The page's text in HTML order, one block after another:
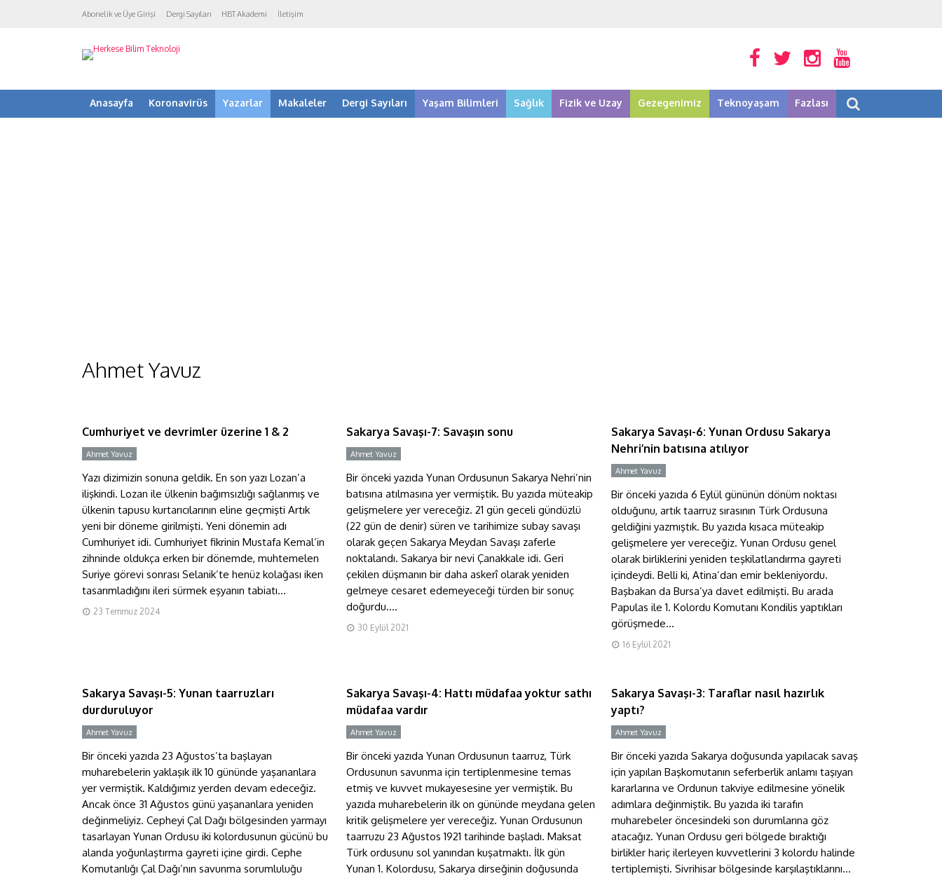
Abonelik ve Üye Girişi Dergi Sayıları HBT Akademi İletişim
Anasayfa Koronavirüs Yazarlar Makaleler Dergi Sayıları Yaşam Bilimleri Sağlık Fizik ve Uzay Gezegenimiz Teknoyaşam Fazlası
Ahmet Yavuz
Cumhuriyet ve devrimler
Cumhuriyet ve devrimler üzerine 1 & 2
Ahmet Yavuz
Yazı dizimizin sonuna geldik. En son yazı Lozan’a
ilişkindi. Lozan ile ülkenin bağımsızlığı sağlanmış ve
ülkenin tapusu kurtarıcılarının eline geçmişti Artık
yeni bir döneme girilmişti. Yeni dönemin adı
Cumhuriyet idi. Cumhuriyet fikrinin Mustafa Kemal’in
zihninde oldukça erken bir dönemde, muhtemelen
Suriye görevi sonrası Selanik’te henüz kolağası iken
tasarımladığını ileri sürmek eşyanın tabiatı...
23 Temmuz 2024
Sakarya Savaşı-7: Savaşın sonu
Ahmet Yavuz
Bir önceki yazıda Yunan Ordusunun Sakarya Nehri’nin
batısına atılmasına yer vermiştik. Bu yazıda müteakip
gelişmelere yer vereceğiz. 21 gün geceli gündüzlü
(22 gün de denir) süren ve tarihimize subay savaşı
olarak geçen Sakarya Meydan Savaşı zaferle
noktalandı. Sakarya bir nevi Çanakkale idi. Geri
çekilen düşmanın bir daha askerî olarak yeniden
gelmeye cesaret edemeyeceği türden bir sonuç
doğurdu....
30 Eylül 2021
Sakarya Savaşı-6: Yunan Ordusu Sakarya
Nehri’nin batısına atılıyor
Ahmet Yavuz
Bir önceki yazıda 6 Eylül gününün dönüm noktası
olduğunu, artık taarruz sırasının Türk Ordusuna
geldiğini yazmıştık. Bu yazıda kısaca müteakip
gelişmelere yer vereceğiz. Yunan Ordusu genel
olarak birliklerini yeniden teşkilatlandırma gayreti
içindeydi. Belli ki, Atina’dan emir bekleniyordu.
Başbakan da Bursa’ya davet edilmişti. Bu arada
Papulas ile 1. Kolordu Komutanı Kondilis yaptıkları
görüşmede...
16 Eylül 2021
Sakarya Savaşı-5: Yunan taarruzları
durduruluyor
Ahmet Yavuz
Bir önceki yazıda 23 Ağustos’ta başlayan
muharebelerin yaklaşık ilk 10 gününde yaşananlara
yer vermiştik. Kaldığımız yerden devam edeceğiz.
Ancak önce 31 Ağustos günü yaşananlara yeniden
değinmeliyiz. Cepheyi Çal Dağı bölgesinden yarmayı
tasarlayan Yunan Ordusu iki kolordusunun gücünü bu
alanda yoğunlaştırma gayreti içine girdi. Cephe
Komutanlığı Çal Dağı’nın savunma sorumluluğu
Sakarya Savaşı-4: Hattı
Sakarya Savaşı-4: Hattı müdafaa yoktur sathı
müdafaa vardır
Ahmet Yavuz
Bir önceki yazıda Yunan Ordusunun taarruz, Türk
Ordusunun savunma için tertiplenmesine temas
etmiş ve kuvvet mukayesesine yer vermiştik. Bu
yazıda muharebelerin ilk on gününde meydana gelen
kritik gelişmelere yer vereceğiz. Yunan Ordusunun
taarruzu 23 Ağustos 1921 tarihinde başladı. Maksat
Türk ordusunu sol yanından kuşatmaktı. İlk gün
Yunan 1. Kolordusu, Sakarya dirseğinin doğusunda
Sakarya Savaşı-3: Taraflar
Sakarya Savaşı-3: Taraflar nasıl hazırlık
yaptı?
Ahmet Yavuz
Bir önceki yazıda Sakarya doğusunda yapılacak savaş
için yapılan Başkomutanın seferberlik anlamı taşıyan
kararlarına ve Ordunun takviye edilmesine yönelik
adımlara değinmiştik. Bu yazıda iki tarafın
muharebeler öncesindeki son durumlarına göz
atacağız. Yunan Ordusu geri bölgede bıraktığı
birlikler hariç ilerleyen kuvvetlerini 3 kolordu halinde
tertiplemişti. Sivrihisar bölgesinde karşılaştıklarını...